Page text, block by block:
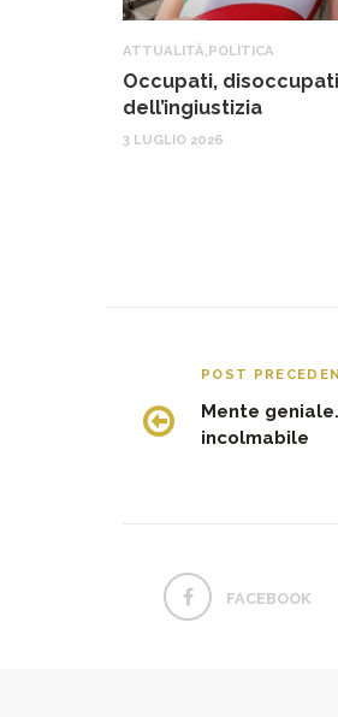
ATTUALITÀ,POLITICA
Occupati,
dell’ingiustizia
3 LUGLIO 2026
POST
Mente
incolmabile
FACEBOOK